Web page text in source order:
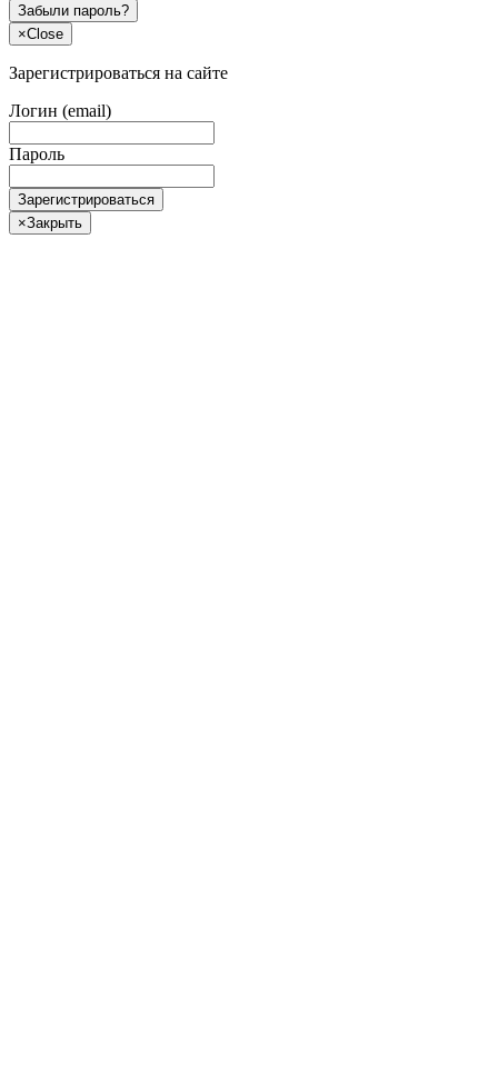
Забыли пароль?
×Close
Зарегистрироваться на сайте
Логин (email)
Пароль
Зарегистрироваться
×Закрыть